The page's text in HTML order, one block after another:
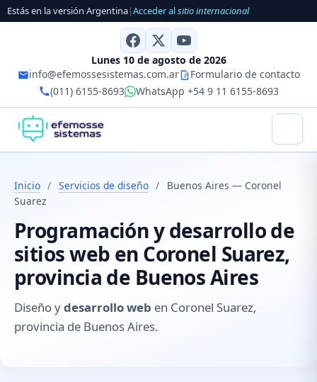
Estás en la versión Argentina|Acceder alsitio internacional
Lunes 10 de agosto de 2026
info@efemossesistemas.com.ar
Formulario de contacto
(011) 6155-8693
WhatsApp +54 9 11 6155-8693
Inicio / Servicios de diseño /
Buenos Aires — Coronel
Suarez
Programación y desarrollo de
sitios web en Coronel Suarez,
provincia de Buenos Aires
Diseño ydesarrollo web en Coronel Suarez,
provincia de Buenos Aires.